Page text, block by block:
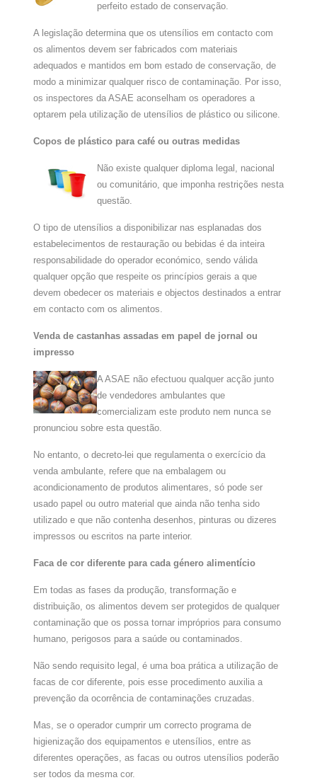
perfeito estado de conservação.
A legislação determina que os utensílios em contacto com
os alimentos devem ser fabricados com materiais
adequados e mantidos em bom estado de conservação, de
modo a minimizar qualquer risco de contaminação. Por isso,
os inspectores da ASAE aconselham os operadores a
optarem pela utilização de utensílios de plástico ou silicone.
Copos de plástico para café ou outras medidas
Não existe qualquer diploma legal, nacional
ou comunitário, que imponha restrições nesta
questão.
O tipo de utensílios a disponibilizar nas esplanadas dos
estabelecimentos de restauração ou bebidas é da inteira
responsabilidade do operador económico, sendo válida
qualquer opção que respeite os princípios gerais a que
devem obedecer os materiais e objectos destinados a entrar
em contacto com os alimentos.
Venda de castanhas assadas em papel de jornal ou
impresso
A ASAE não efectuou qualquer acção junto
de vendedores ambulantes que
comercializam este produto nem nunca se
pronunciou sobre esta questão.
No entanto, o decreto-lei que regulamenta o exercício da
venda ambulante, refere que na embalagem ou
acondicionamento de produtos alimentares, só pode ser
usado papel ou outro material que ainda não tenha sido
utilizado e que não contenha desenhos, pinturas ou dizeres
impressos ou escritos na parte interior.
Faca de cor diferente para cada género alimentício
Em todas as fases da produção, transformação e
distribuição, os alimentos devem ser protegidos de qualquer
contaminação que os possa tornar impróprios para consumo
humano, perigosos para a saúde ou contaminados.
Não sendo requisito legal, é uma boa prática a utilização de
facas de cor diferente, pois esse procedimento auxilia a
prevenção da ocorrência de contaminações cruzadas.
Mas, se o operador cumprir um correcto programa de
higienização dos equipamentos e utensílios, entre as
diferentes operações, as facas ou outros utensílios poderão
ser todos da mesma cor.